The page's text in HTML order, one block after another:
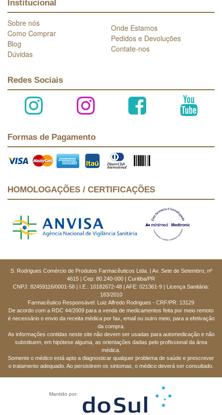
Institucional
Sobre nós
Como Comprar
Blog
Dúvidas
Onde Estamos
Pedidos e Devoluções
Contate-nos
Redes Sociais
Formas de Pagamento
HOMOLOGAÇÕES / CERTIFICAÇÕES
S. Rodrigues Comércio de Produtos Farmacêuticos Ltda. | Av. Sete de Setembro, nº
4615 | Cep: 80.240-000 | Curitiba/PR
CNPJ: 82459116/0001-58 | I.E.: 10182672-48 | AFE: 021361-9 | Licença Sanitária:
183/2010
Farmacêutico Responsável: Luiz Alfredo Rodrigues - CRF/PR: 13129
De acordo com a RDC 44/2009 para a venda de medicamentos feita por meio remoto
é necessário o envio da receita médica por fax, email ou outro meio, para a efetivação
da compra.
As informações contidas neste site não devem ser usadas para automedicação e não
substituem, em hipótese alguma, as orientações dadas pelo profissional da área
médica.
Somente o médico está apto a diagnosticar qualquer problema de saúde e prescrever
o tratamento adequado. Ao persistirem os sintomas, o médico deverá ser consultado.
Mantido por: